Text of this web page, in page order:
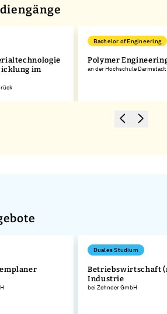
im
Bachelor of Engineering
Polymer
an der Hochschule Darmstadt
Duales Studium
Betriebswirtschaft
Industrie
bei Zehnder GmbH